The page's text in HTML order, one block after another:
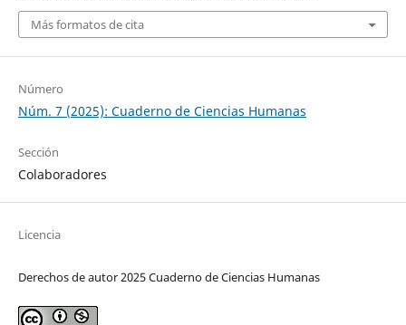
Más formatos de cita
Número
Núm. 7 (2025): Cuaderno de Ciencias Humanas
Sección
Colaboradores
Licencia
Derechos de autor 2025 Cuaderno de Ciencias Humanas